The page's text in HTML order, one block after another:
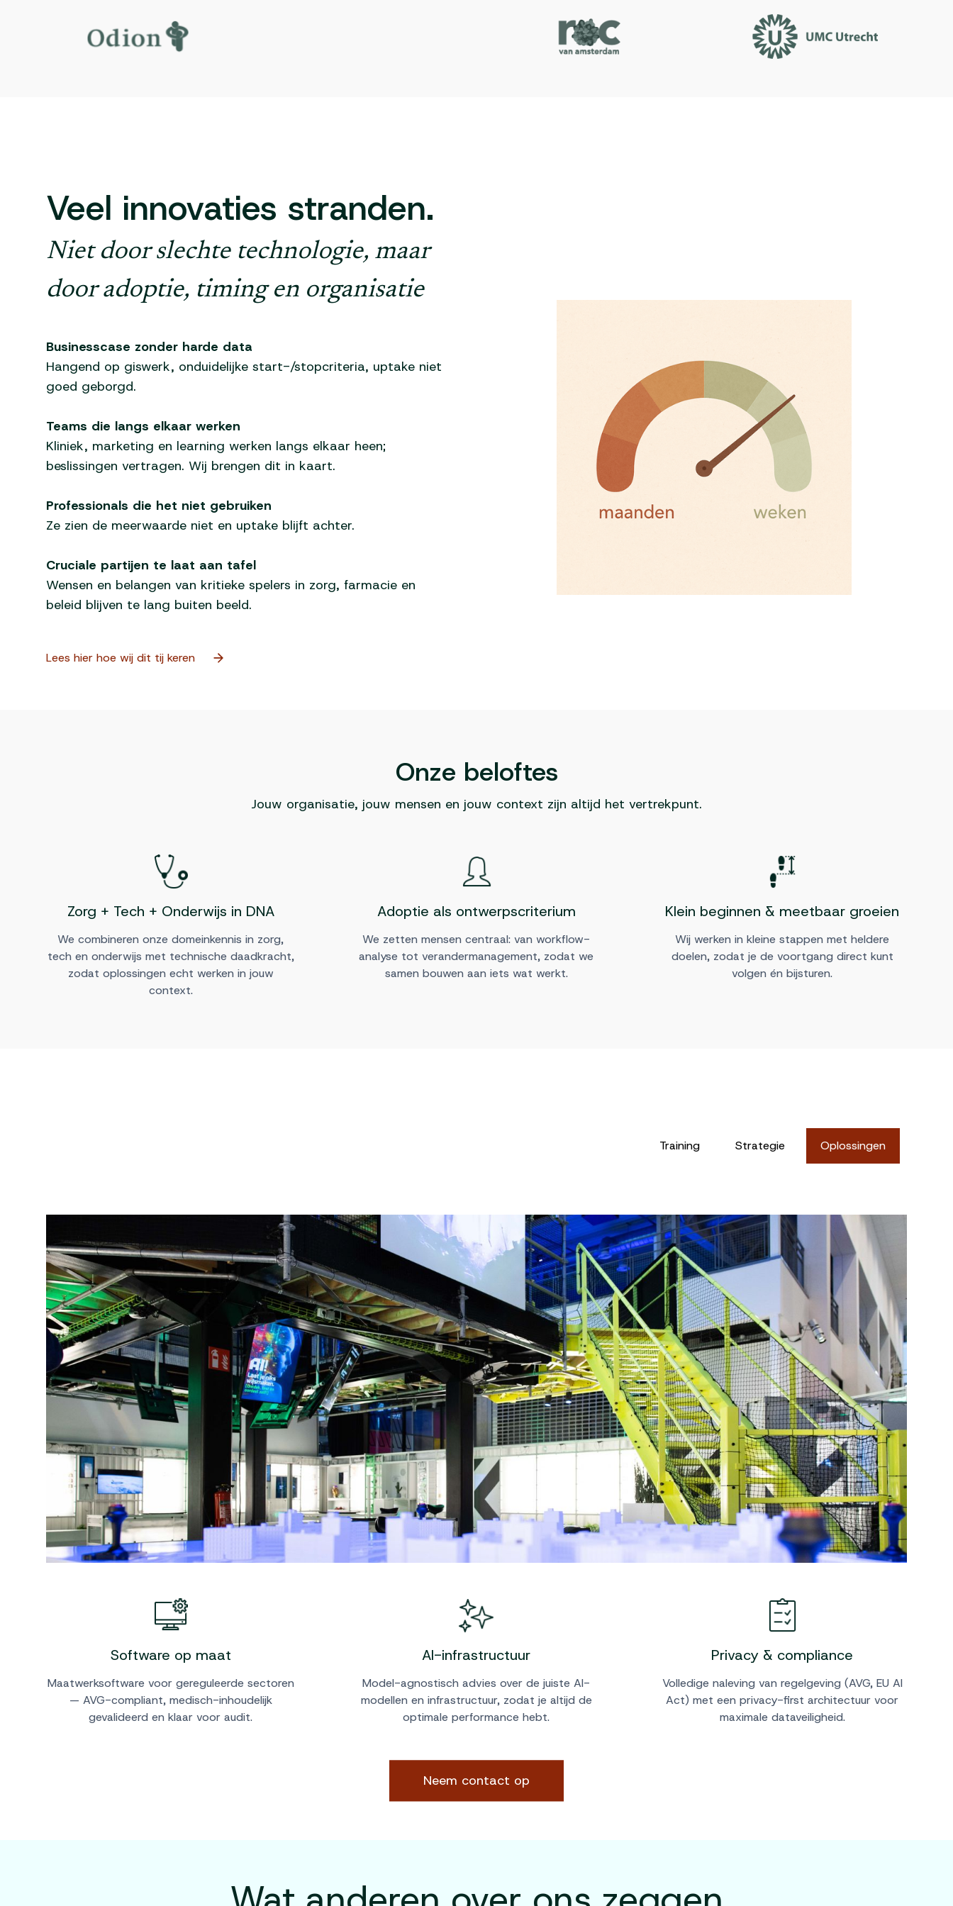
Veel innovaties stranden.
Niet door slechte technologie, maar
door adoptie, timing en organisatie
Businesscase zonder harde data
Hangend op giswerk, onduidelijke start-/stopcriteria, uptake niet
goed geborgd.
Teams die langs elkaar werken
Kliniek, marketing en learning werken langs elkaar heen;
beslissingen vertragen. Wij brengen dit in kaart.
Professionals die het niet gebruiken
Ze zien de meerwaarde niet en uptake blijft achter.
Cruciale partijen te laat aan tafel
Wensen en belangen van kritieke spelers in zorg, farmacie en
beleid blijven te lang buiten beeld.
Lees hier hoe wij dit tij keren
Onze beloftes
Jouw organisatie, jouw mensen en jouw context zijn altijd het vertrekpunt.
Zorg + Tech + Onderwijs in DNA
We combineren onze domeinkennis in zorg,
tech en onderwijs met technische daadkracht,
zodat oplossingen echt werken in jouw
context.
Adoptie als ontwerpscriterium
We zetten mensen centraal: van workflow-
analyse tot verandermanagement, zodat we
samen bouwen aan iets wat werkt.
Klein beginnen & meetbaar groeien
Wij werken in kleine stappen met heldere
doelen, zodat je de voortgang direct kunt
volgen én bijsturen.
Training Strategie Oplossingen
Software op maat
Maatwerksoftware voor gereguleerde sectoren
— AVG-compliant, medisch-inhoudelijk
gevalideerd en klaar voor audit.
AI-infrastructuur
Model-agnostisch advies over de juiste AI-
modellen en infrastructuur, zodat je altijd de
optimale performance hebt.
Privacy & compliance
Volledige naleving van regelgeving (AVG, EU AI
Act) met een privacy-first architectuur voor
maximale dataveiligheid.
Neem contact op